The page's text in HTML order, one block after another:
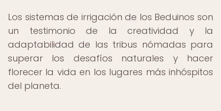
Los sistemas de irrigación de los Beduinos son
un testimonio de la creatividad y la
adaptabilidad de las tribus nómadas para
superar los desafíos naturales y hacer
florecer la vida en los lugares más inhóspitos
del planeta.